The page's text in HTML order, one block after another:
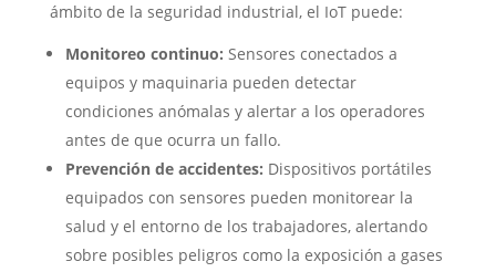
ámbito de la seguridad industrial, el IoT puede:
Monitoreo continuo: Sensores conectados a
equipos y maquinaria pueden detectar
condiciones anómalas y alertar a los operadores
antes de que ocurra un fallo.
Prevención de accidentes: Dispositivos portátiles
equipados con sensores pueden monitorear la
salud y el entorno de los trabajadores, alertando
sobre posibles peligros como la exposición a gases